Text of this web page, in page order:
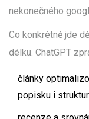
nekonečného
Co konkrétně jde
délku. ChatGPT
články
popisku i